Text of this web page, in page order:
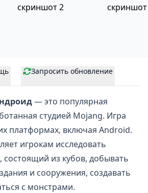
Запросить обновление
— это популярная
студией Mojang. Игра
платформах, включая Android.
игрокам исследовать
из кубов, добывать
и сооружения, создавать
с монстрами.